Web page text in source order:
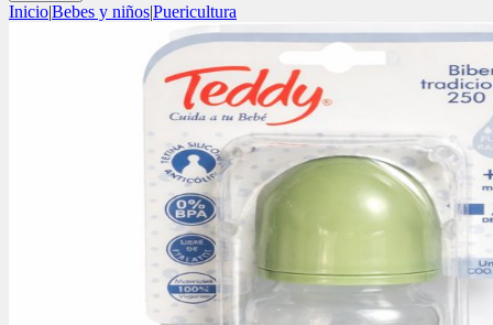
Inicio|Bebes y niños|Puericultura